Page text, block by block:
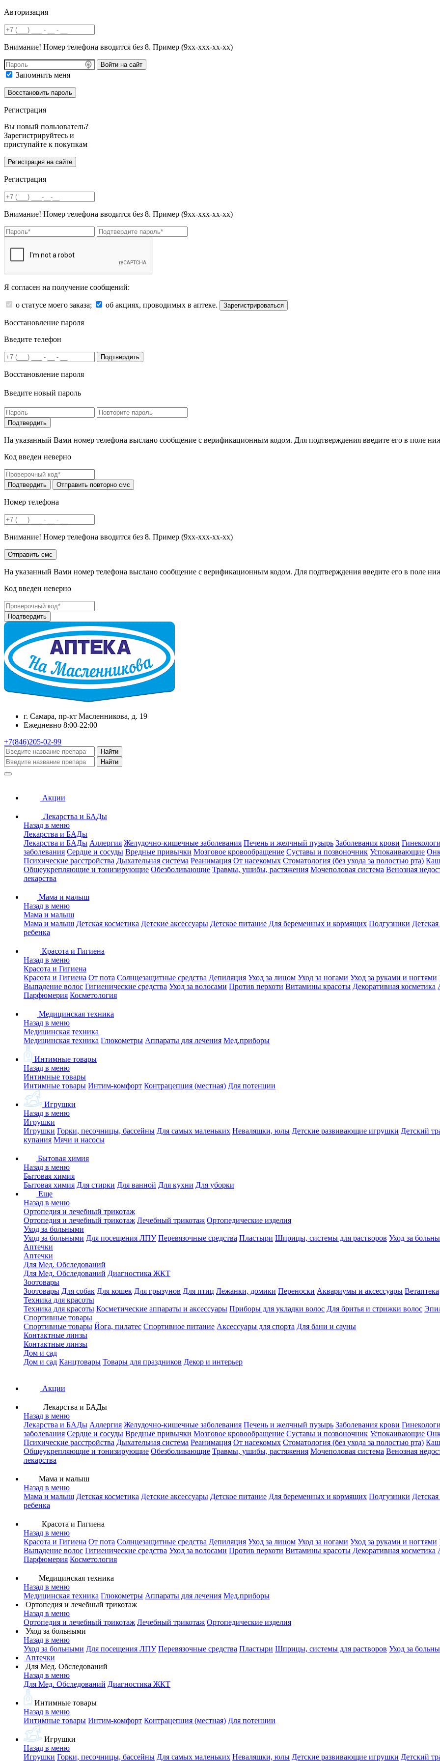
Авторизация
Внимание! Номер телефона вводится без 8. Пример (9хх-ххх-хх-хх)
Войти на сайт
Запомнить меня
Регистрация
Вы новый пользователь?
Зарегистрируйтесь и
приступайте к покупкам
Регистрация
Внимание! Номер телефона вводится без 8. Пример (9хх-ххх-хх-хх)
Я согласен на получение сообщений:
о статусе моего заказа; об акциях, проводимых в аптеке. Зарегистрироваться
Восстановление пароля
Введите телефон
Подтвердить
Восстановление пароля
Введите новый пароль
На указанный Вами номер телефона выслано сообщение с верификационным кодом. Для подтверждения введите его в поле
Код введен неверно
Номер телефона
Внимание! Номер телефона вводится без 8. Пример (9хх-ххх-хх-хх)
На указанный Вами номер телефона выслано сообщение с верификационным кодом. Для подтверждения введите его в поле
Код введен неверно
г. Самара, пр-кт Масленникова, д. 19
Ежедневно 8:00-22:00
+7(846)205-02-99
Найти
Найти
Акции
Лекарства и БАДы
Назад в меню
Лекарства и БАДы
Лекарства и БАДы Аллергия Желудочно-кишечные заболевания Печень и желчный пузырь Заболевания крови
заболевания Сердце и сосуды Вредные привычки Мозговое кровообращение Суставы и позвоночник Успокаивающие
Психические расстройства Дыхательная система Реанимация От насекомых Стоматология (без ухода за полостью рта)
Общеукрепляющие и тонизирующие Обезболивающие Травмы, ушибы, растяжения Мочеполовая система Венозная
лекарства
Мама и малыш
Назад в меню
Мама и малыш
Мама и малыш Детская косметика Детские аксессуары Детское питание Для беременных и кормящих Подгузники
ребенка
Красота и Гигиена
Назад в меню
Красота и Гигиена
Красота и Гигиена От пота Солнцезащитные средства Депиляция Уход за лицом Уход за ногами Уход за руками и ногтями
Выпадение волос Гигиенические средства Уход за волосами Против перхоти Витамины красоты Декоративная косметика
Парфюмерия Косметология
Медицинская техника
Назад в меню
Медицинская техника
Медицинская техника Глюкометры Аппараты для лечения Мед.приборы
Интимные товары
Назад в меню
Интимные товары
Интимные товары Интим-комфорт Контрацепция (местная) Для потенции
Игрушки
Назад в меню
Игрушки
Игрушки Горки, песочницы, бассейны Для самых маленьких Неваляшки, юлы Детские развивающие игрушки Детский
купания Мячи и насосы
Бытовая химия
Назад в меню
Бытовая химия
Бытовая химия Для стирки Для ванной Для кухни Для уборки
Еще
Назад в меню
Ортопедия и лечебный трикотаж
Ортопедия и лечебный трикотаж Лечебный трикотаж Ортопедические изделия
Уход за больными
Уход за больными Для посещения ЛПУ Перевязочные средства Пластыри Шприцы, системы для растворов Уход за
Аптечки
Аптечки
Для Мед. Обследований
Для Мед. Обследований Диагностика ЖКТ
Зоотовары
Зоотовары Для собак Для кошек Для грызунов Для птиц Лежанки, домики Переноски Аквариумы и аксессуары Ветаптека
Техника для красоты
Техника для красоты Косметические аппараты и аксессуары Приборы для укладки волос Для бритья и стрижки волос
Спортивные товары
Спортивные товары Йога, пилатес Спортивное питание Аксессуары для спорта Для бани и сауны
Контактные линзы
Контактные линзы
Дом и сад
Дом и сад Канцтовары Товары для праздников Декор и интерьер
Акции
Лекарства и БАДы
Назад в меню
Лекарства и БАДы Аллергия Желудочно-кишечные заболевания Печень и желчный пузырь Заболевания крови
заболевания Сердце и сосуды Вредные привычки Мозговое кровообращение Суставы и позвоночник Успокаивающие
Психические расстройства Дыхательная система Реанимация От насекомых Стоматология (без ухода за полостью рта)
Общеукрепляющие и тонизирующие Обезболивающие Травмы, ушибы, растяжения Мочеполовая система Венозная
лекарства
Мама и малыш
Назад в меню
Мама и малыш Детская косметика Детские аксессуары Детское питание Для беременных и кормящих Подгузники
ребенка
Красота и Гигиена
Назад в меню
Красота и Гигиена От пота Солнцезащитные средства Депиляция Уход за лицом Уход за ногами Уход за руками и ногтями
Выпадение волос Гигиенические средства Уход за волосами Против перхоти Витамины красоты Декоративная косметика
Парфюмерия Косметология
Медицинская техника
Назад в меню
Медицинская техника Глюкометры Аппараты для лечения Мед.приборы
Ортопедия и лечебный трикотаж
Назад в меню
Ортопедия и лечебный трикотаж Лечебный трикотаж Ортопедические изделия
Уход за больными
Назад в меню
Уход за больными Для посещения ЛПУ Перевязочные средства Пластыри Шприцы, системы для растворов Уход за
Аптечки
Для Мед. Обследований
Назад в меню
Для Мед. Обследований Диагностика ЖКТ
Интимные товары
Назад в меню
Интимные товары Интим-комфорт Контрацепция (местная) Для потенции
Игрушки
Назад в меню
Игрушки Горки, песочницы, бассейны Для самых маленьких Неваляшки, юлы Детские развивающие игрушки Детский